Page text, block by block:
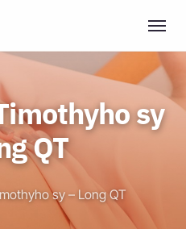
sy
QT
sy – Long QT